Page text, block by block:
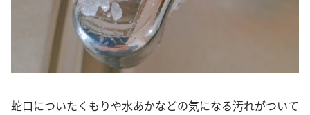
蛇口についたくもりや水あかなどの気になる汚れがついて